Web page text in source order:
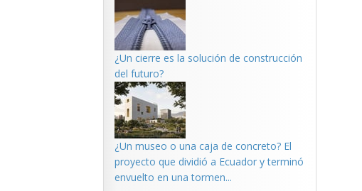
¿Un cierre es la solución de construcción
del futuro?
¿Un museo o una caja de concreto? El
proyecto que dividió a Ecuador y terminó
envuelto en una tormen...